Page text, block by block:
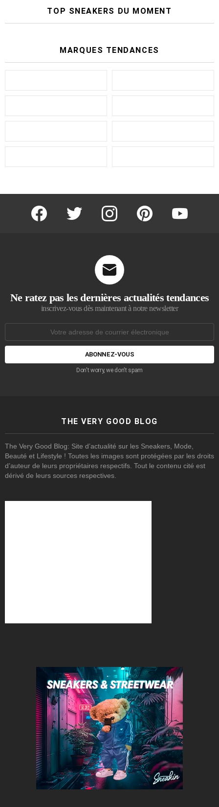
TOP SNEAKERS DU MOMENT
MARQUES TENDANCES
facebook twitter instagram pinterest youtube
Ne ratez pas les dernières actualités tendances
inscrivez-vous dès maintenant à notre newsletter
courrier
Don't worry, we don't spam
THE VERY GOOD BLOG
The Very Good Blog: Site d’actualité sur les Sneakers, Mode,
Beauté et Lifestyle ! Toutes les images sont protégées par les droits
d’auteur de leurs propriétaires respectifs. Tout le contenu cité est
dérivé de leurs sources respectives.